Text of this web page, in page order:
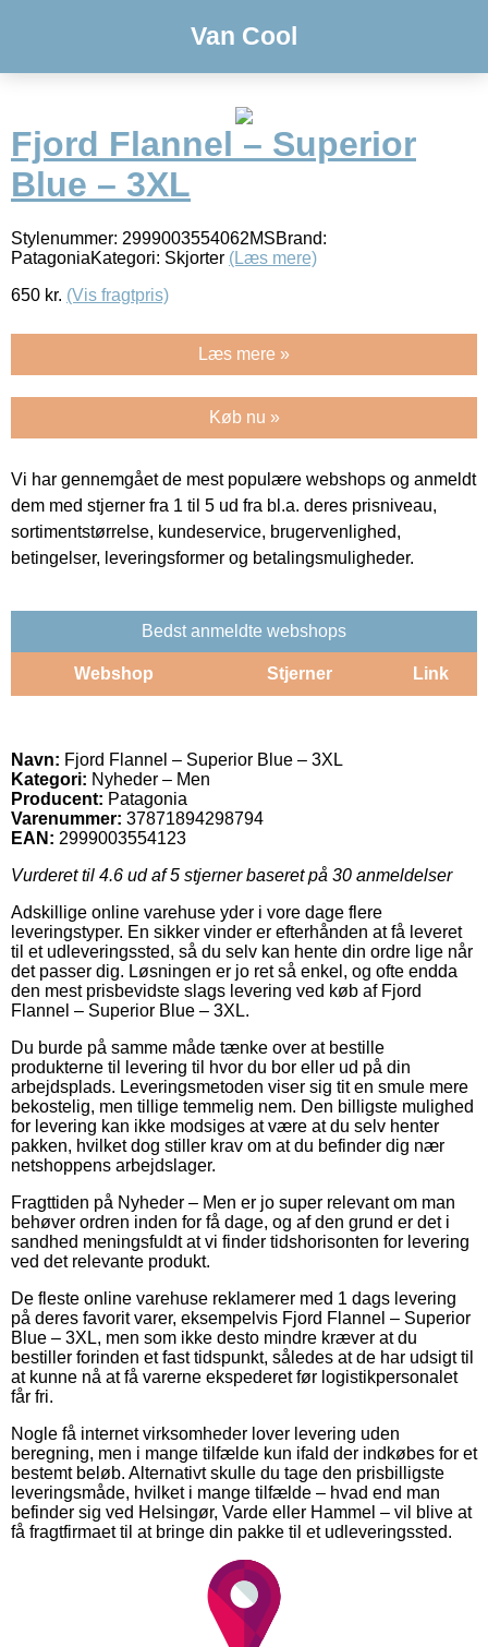
Van Cool
Fjord Flannel – Superior
Blue – 3XL
Stylenummer: 2999003554062MSBrand:
PatagoniaKategori: Skjorter (Læs mere)
650 kr. (Vis fragtpris)
Læs mere »
Køb nu »
Vi har gennemgået de mest populære webshops og anmeldt
dem med stjerner fra 1 til 5 ud fra bl.a. deres prisniveau,
sortimentstørrelse, kundeservice, brugervenlighed,
betingelser, leveringsformer og betalingsmuligheder.
Bedst anmeldte webshops
Webshop Stjerner Link
Navn: Fjord Flannel – Superior Blue – 3XL
Kategori: Nyheder – Men
Producent: Patagonia
Varenummer: 37871894298794
EAN: 2999003554123
Vurderet til 4.6 ud af 5 stjerner baseret på 30 anmeldelser
Adskillige online varehuse yder i vore dage flere
leveringstyper. En sikker vinder er efterhånden at få leveret
til et udleveringssted, så du selv kan hente din ordre lige når
det passer dig. Løsningen er jo ret så enkel, og ofte endda
den mest prisbevidste slags levering ved køb af Fjord
Flannel – Superior Blue – 3XL.
Du burde på samme måde tænke over at bestille
produkterne til levering til hvor du bor eller ud på din
arbejdsplads. Leveringsmetoden viser sig tit en smule mere
bekostelig, men tillige temmelig nem. Den billigste mulighed
for levering kan ikke modsiges at være at du selv henter
pakken, hvilket dog stiller krav om at du befinder dig nær
netshoppens arbejdslager.
Fragttiden på Nyheder – Men er jo super relevant om man
behøver ordren inden for få dage, og af den grund er det i
sandhed meningsfuldt at vi finder tidshorisonten for levering
ved det relevante produkt.
De fleste online varehuse reklamerer med 1 dags levering
på deres favorit varer, eksempelvis Fjord Flannel – Superior
Blue – 3XL, men som ikke desto mindre kræver at du
bestiller forinden et fast tidspunkt, således at de har udsigt til
at kunne nå at få varerne ekspederet før logistikpersonalet
får fri.
Nogle få internet virksomheder lover levering uden
beregning, men i mange tilfælde kun ifald der indkøbes for et
bestemt beløb. Alternativt skulle du tage den prisbilligste
leveringsmåde, hvilket i mange tilfælde – hvad end man
befinder sig ved Helsingør, Varde eller Hammel – vil blive at
få fragtfirmaet til at bringe din pakke til et udleveringssted.